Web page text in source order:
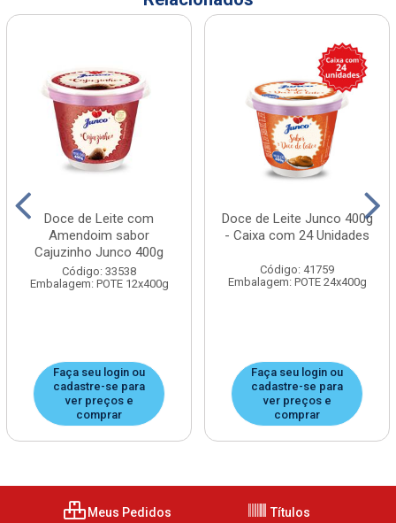
Doce de Leite com
Amendoim sabor
Cajuzinho Junco 400g
Código: 33538
Embalagem: POTE 12x400g
Faça seu login ou
cadastre-se para
ver preços e
comprar
Doce de Leite Junco 400g
- Caixa com 24 Unidades
Código: 41759
Embalagem: POTE 24x400g
Faça seu login ou
cadastre-se para
ver preços e
comprar
Meus Pedidos Títulos